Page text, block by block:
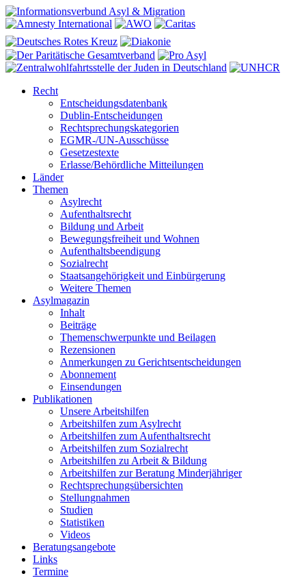
Recht
Entscheidungsdatenbank
Dublin-Entscheidungen
Rechtsprechungskategorien
EGMR-/UN-Ausschüsse
Gesetzestexte
Erlasse/Behördliche Mitteilungen
Länder
Themen
Asylrecht
Aufenthaltsrecht
Bildung und Arbeit
Bewegungsfreiheit und Wohnen
Aufenthaltsbeendigung
Sozialrecht
Staatsangehörigkeit und Einbürgerung
Weitere Themen
Asylmagazin
Inhalt
Beiträge
Themenschwerpunkte und Beilagen
Rezensionen
Anmerkungen zu Gerichtsentscheidungen
Abonnement
Einsendungen
Publikationen
Unsere Arbeitshilfen
Arbeitshilfen zum Asylrecht
Arbeitshilfen zum Aufenthaltsrecht
Arbeitshilfen zum Sozialrecht
Arbeitshilfen zu Arbeit & Bildung
Arbeitshilfen zur Beratung Minderjähriger
Rechtsprechungsübersichten
Stellungnahmen
Studien
Statistiken
Videos
Beratungsangebote
Links
Termine